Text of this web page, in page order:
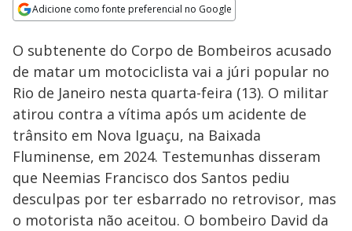
Adicione como fonte preferencial no Google
Ativar
O subtenente do Corpo de Bombeiros acusado
de matar um motociclista vai a júri popular no
Rio de Janeiro nesta quarta-feira (13). O militar
atirou contra a vítima após um acidente de
trânsito em Nova Iguaçu, na Baixada
Fluminense, em 2024. Testemunhas disseram
que Neemias Francisco dos Santos pediu
desculpas por ter esbarrado no retrovisor, mas
o motorista não aceitou. O bombeiro David da